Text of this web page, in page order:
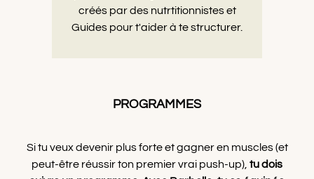
créés par des nutrtitionnistes et
Guides pour t'aider à te structurer.
PROGRAMMES
Si tu veux devenir plus forte et gagner en muscles (et
peut-être réussir ton premier vrai push-up), tu dois